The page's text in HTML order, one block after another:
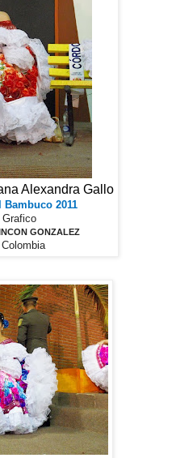
Alexandra Gallo
Bambuco 2011
Grafico
GONZALEZ